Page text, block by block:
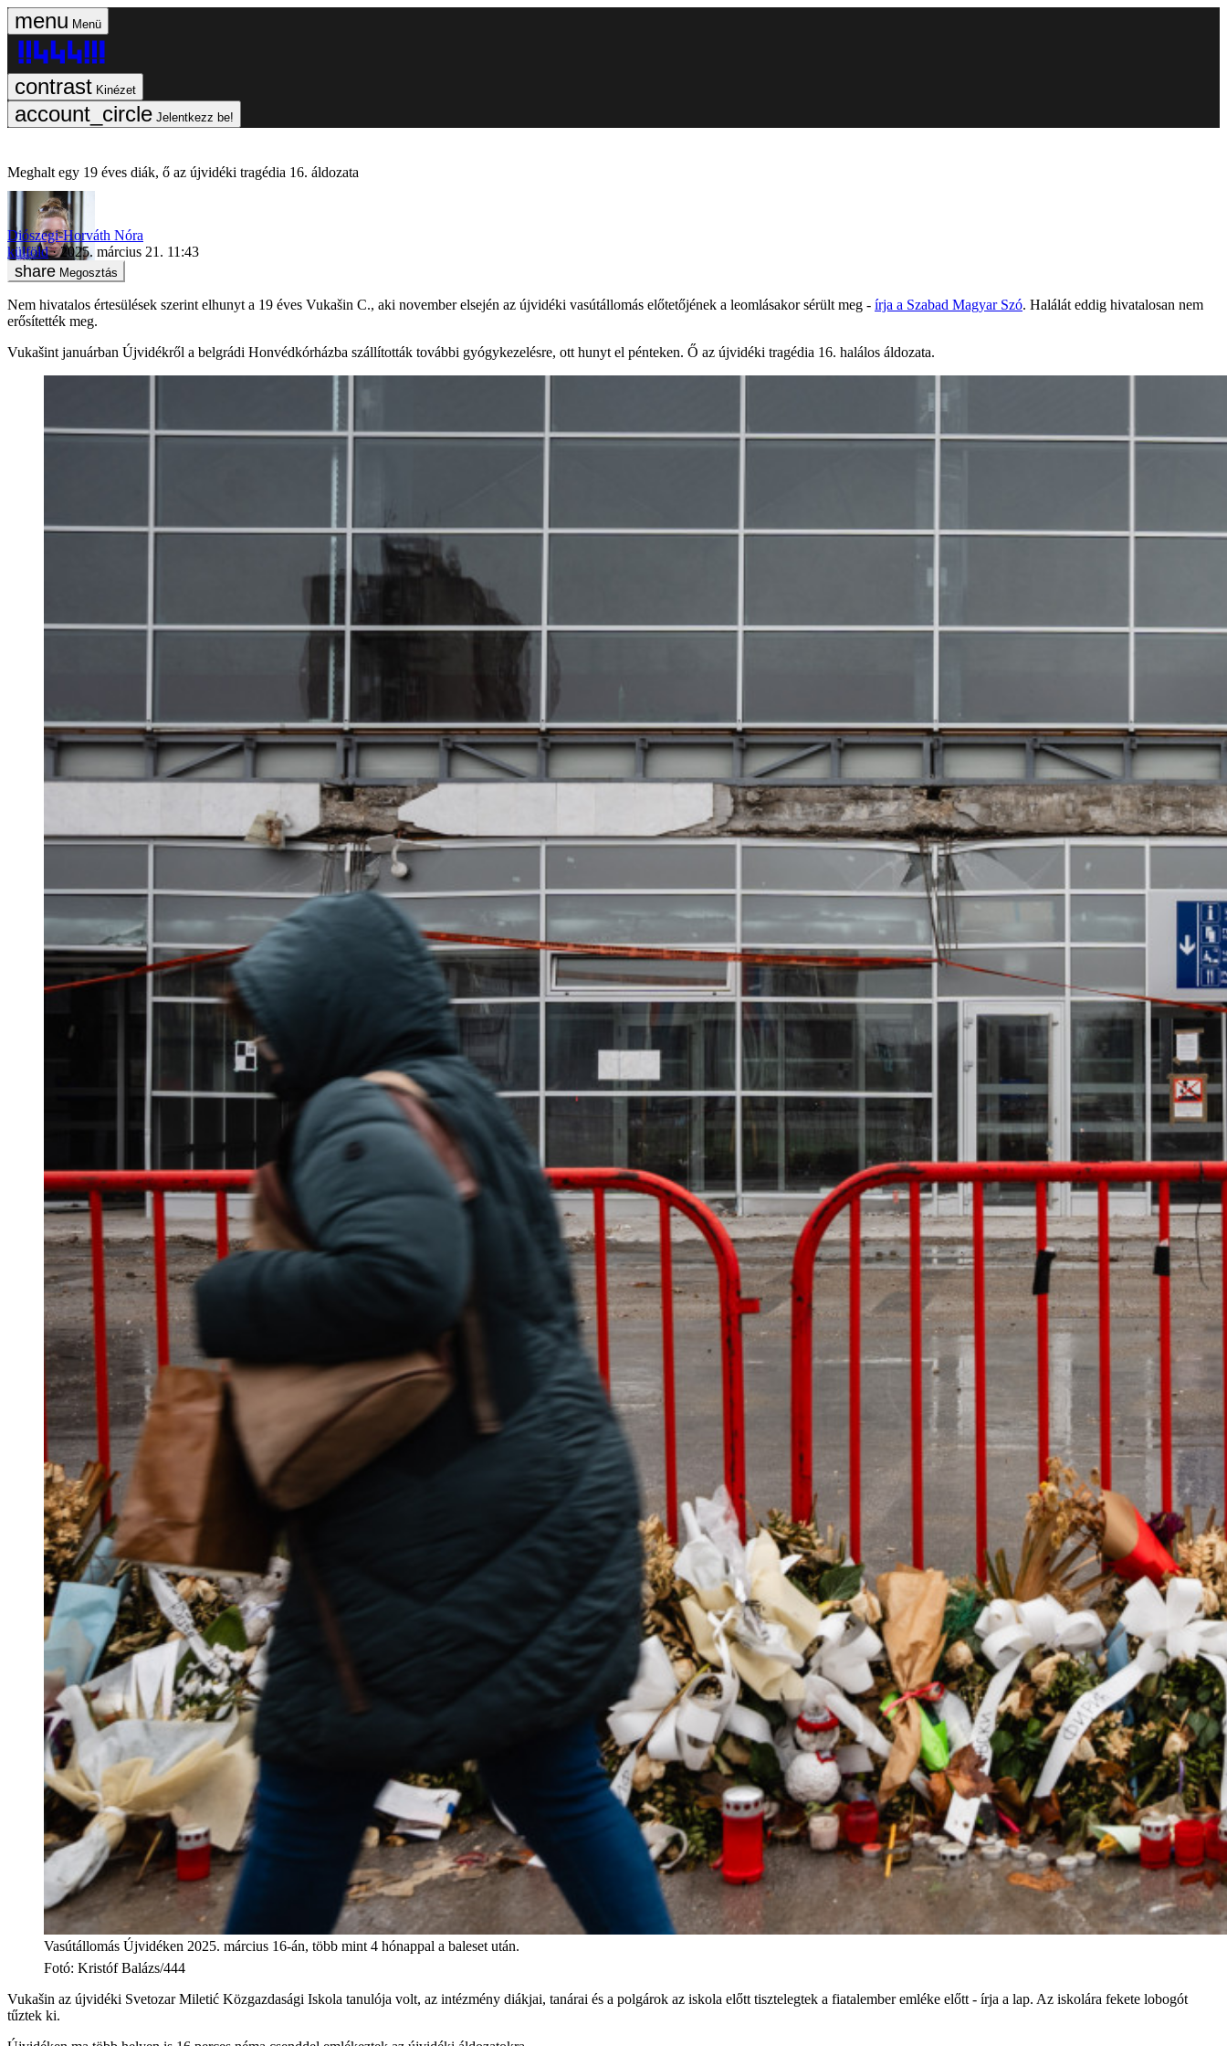
Menü
Kinézet
Jelentkezz be!
Meghalt egy 19 éves diák, ő az újvidéki tragédia 16. áldozata
Diószegi-Horváth Nóra
külföld
2025. március 21. 11:43
Megosztás
Nem hivatalos értesülések szerint elhunyt a 19 éves Vukašin C., aki november elsején az újvidéki vasútállomás előtetőjének a leomlásakor sérült meg - írja a Szabad Magyar Szó. Halálát eddig hivatalosan nem
erősítették meg.
Vukašint januárban Újvidékről a belgrádi Honvédkórházba szállították további gyógykezelésre, ott hunyt el pénteken. Ő az újvidéki tragédia 16. halálos áldozata.
Vasútállomás Újvidéken 2025. március 16-án, több mint 4 hónappal a baleset után.
Fotó: Kristóf Balázs/444
Vukašin az újvidéki Svetozar Miletić Közgazdasági Iskola tanulója volt, az intézmény diákjai, tanárai és a polgárok az iskola előtt tisztelegtek a fiatalember emléke előtt - írja a lap. Az iskolára fekete lobogót
tűztek ki.